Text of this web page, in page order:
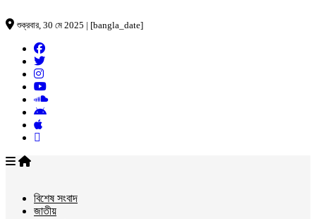
শুক্রবার, 30 মে 2025 | [bangla_date]
বিশেষ সংবাদ
জাতীয়